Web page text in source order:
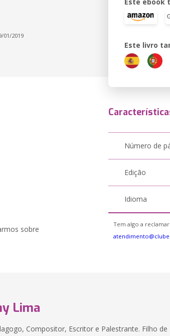
01/2019
Este livro
sobre
Número de
Edição
Idioma
Tem algo a
Lima
Compositor, Escritor e Palestrante. Filho